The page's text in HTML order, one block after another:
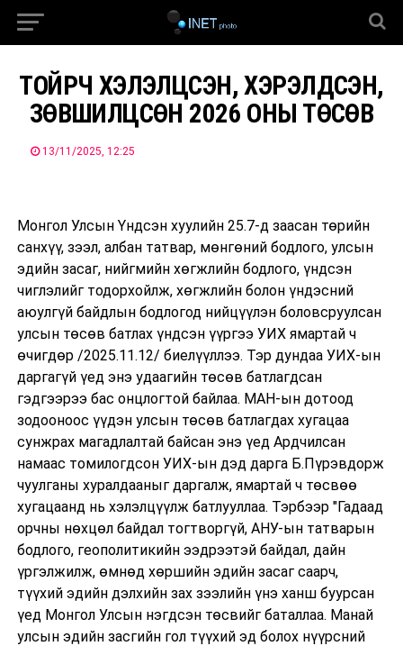
ТОЙРЧ ХЭЛЭЛЦСЭН, ХЭРЭЛДСЭН,
ЗӨВШИЛЦСӨН 2026 ОНЫ ТӨСӨВ
13/11/2025, 12:25
Монгол Улсын Үндсэн хуулийн 25.7-д заасан төрийн
санхүү, зээл, албан татвар, мөнгөний бодлого, улсын
эдийн засаг, нийгмийн хөгжлийн бодлого, үндсэн
чиглэлийг тодорхойлж, хөгжлийн болон үндэсний
аюулгүй байдлын бодлогод нийцүүлэн боловсруулсан
улсын төсөв батлах үндсэн үүргээ УИХ ямартай ч
өчигдөр /2025.11.12/ биелүүллээ. Тэр дундаа УИХ-ын
даргагүй үед энэ удаагийн төсөв батлагдсан
гэдгээрээ бас онцлогтой байлаа. МАН-ын дотоод
зодооноос үүдэн улсын төсөв батлагдах хугацаа
сунжрах магадлалтай байсан энэ үед Ардчилсан
намаас томилогдсон УИХ-ын дэд дарга Б.Пүрэвдорж
чуулганы хуралдааныг даргалж, ямартай ч төсвөө
хугацаанд нь хэлэлцүүлж батлууллаа. Тэрбээр "Гадаад
орчны нөхцөл байдал тогтворгүй, АНУ-ын татварын
бодлого, геополитикийн ээдрээтэй байдал, дайн
үргэлжилж, өмнөд хөршийн эдийн засаг саарч,
түүхий эдийн дэлхийн зах зээлийн үнэ ханш буурсан
үед Монгол Улсын нэгдсэн төсвийг баталлаа. Манай
улсын эдийн засгийн гол түүхий эд болох нүүрсний